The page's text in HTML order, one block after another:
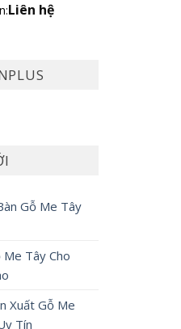
Liên hệ
Gỗ Me Tây
Me Tây Cho
Xuất Gỗ Me
Tín